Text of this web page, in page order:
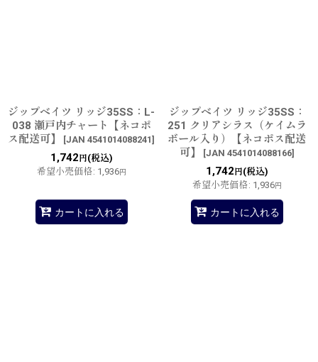
ジップベイツ リッジ35SS：L-
038 瀬戸内チャート【ネコポ
ス配送可】
[JAN 4541014088241]
1,742 円(税込)
希望小売価格: 1,936円
カートに入れる
ジップベイツ リッジ35SS：
251 クリアシラス（ケイムラ
ボール入り）【ネコポス配送
可】
[JAN 4541014088166]
1,742 円(税込)
希望小売価格: 1,936円
カートに入れる